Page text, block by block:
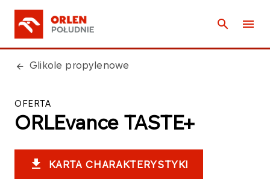
Glikole propylenowe
OFERTA
ORLEvance TASTE+
KARTA CHARAKTERYSTYKI